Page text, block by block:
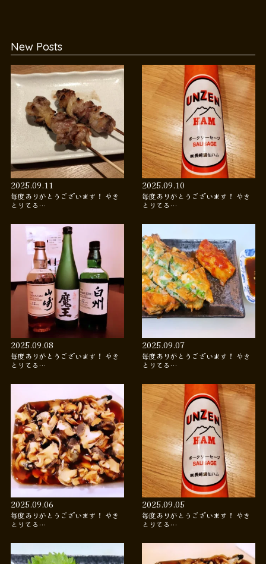
New Posts
2025.09.11
毎度ありがとうございます！ やき
とりてる…
2025.09.10
毎度ありがとうございます！ やき
とりてる…
2025.09.08
毎度ありがとうございます！ やき
とりてる…
2025.09.07
毎度ありがとうございます！ やき
とりてる…
2025.09.06
毎度ありがとうございます！ やき
とりてる…
2025.09.05
毎度ありがとうございます！ やき
とりてる…